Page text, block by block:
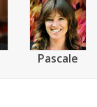
Pascale